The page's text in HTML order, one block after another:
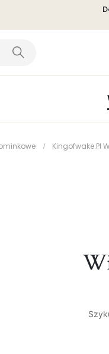
Kingofwake.pl